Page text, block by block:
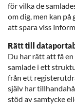
för vilka de
om dig, men kan
att spara viss
Rätt till
Du har rätt att få
samlade i ett
från ett
själv har
stöd av samtycke